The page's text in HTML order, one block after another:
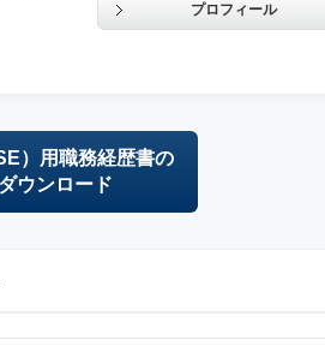
プロフィール
）用職務経歴書の
ウンロード